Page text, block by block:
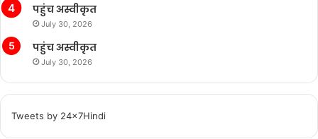
पहुंच अस्वीकृत
July 30, 2026
पहुंच अस्वीकृत
July 30, 2026
Tweets by 24x7Hindi